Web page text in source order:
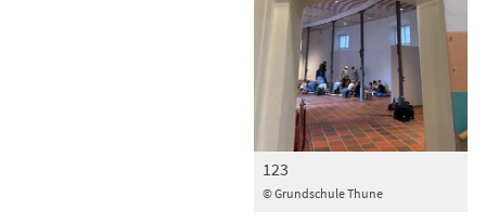
© Grundschule Thune
123